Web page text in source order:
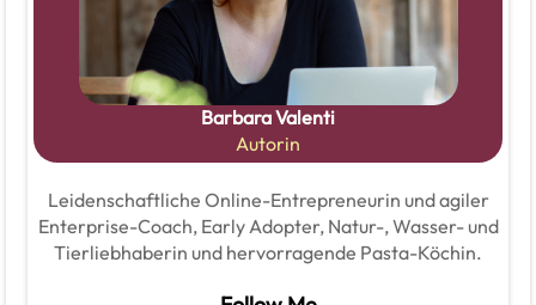
Barbara Valenti
Autorin
Leidenschaftliche Online-Entrepreneurin und agiler
Enterprise-Coach, Early Adopter, Natur-, Wasser- und
Tierliebhaberin und hervorragende Pasta-Köchin.